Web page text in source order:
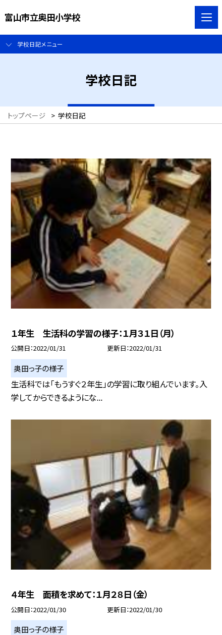
富山市立奥田小学校
学校日記メニュー
学校日記
トップページ > 学校日記
１年生 生活科の学習の様子：１月３１日（月）
公開日 2022/01/31 更新日 2022/01/31
奥田っ子の様子
生活科では「もうすぐ２年生」の学習に取り組んでいます。入
学してからできるようにな...
４年生 面積を求めて：１月２８日（金）
公開日 2022/01/30 更新日 2022/01/30
奥田っ子の様子